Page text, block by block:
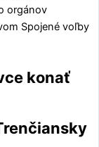
orgánov
Spojené voľby
konať